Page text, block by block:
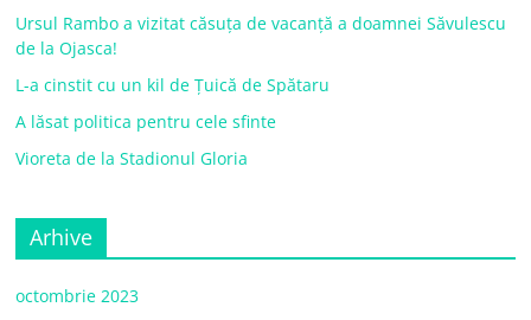
Ursul Rambo a vizitat căsuța de vacanță a doamnei Săvulescu
de la Ojasca!
L-a cinstit cu un kil de Țuică de Spătaru
A lăsat politica pentru cele sfinte
Vioreta de la Stadionul Gloria
Arhive
octombrie 2023